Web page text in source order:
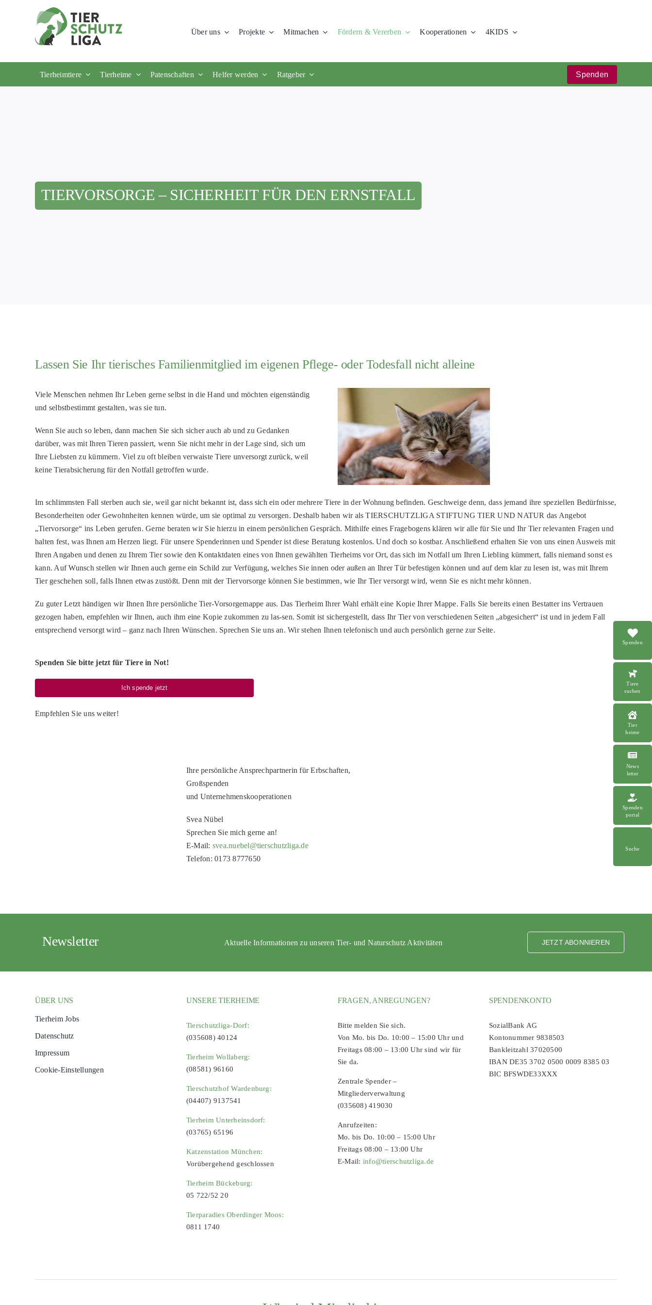
Über uns Projekte Mitmachen Fördern & Vererben Kooperationen 4KIDS
Tierheimtiere Tierheime Patenschaften Helfer werden Ratgeber Spenden
Spenden
Tiere
suchen
Tier
heime
News
letter
Spenden
portal
Suche
TIERVORSORGE – SICHERHEIT FÜR DEN ERNSTFALL
Lassen Sie Ihr tierisches Familienmitglied im eigenen Pflege- oder Todesfall nicht alleine
Viele Menschen nehmen Ihr Leben gerne selbst in die Hand und möchten eigenständig
und selbstbestimmt gestalten, was sie tun.
Wenn Sie auch so leben, dann machen Sie sich sicher auch ab und zu Gedanken
darüber, was mit Ihren Tieren passiert, wenn Sie nicht mehr in der Lage sind, sich um
Ihre Liebsten zu kümmern. Viel zu oft bleiben verwaiste Tiere unversorgt zurück, weil
keine Tierabsicherung für den Notfall getroffen wurde.
Im schlimmsten Fall sterben auch sie, weil gar nicht bekannt ist, dass sich ein oder mehrere Tiere in der Wohnung befinden. Geschweige denn, dass jemand ihre speziellen Bedürfnisse,
Besonderheiten oder Gewohnheiten kennen würde, um sie optimal zu versorgen. Deshalb haben wir als TIERSCHUTZLIGA STIFTUNG TIER UND NATUR das Angebot
„Tiervorsorge“ ins Leben gerufen. Gerne beraten wir Sie hierzu in einem persönlichen Gespräch. Mithilfe eines Fragebogens klären wir alle für Sie und Ihr Tier relevanten Fragen und
halten fest, was Ihnen am Herzen liegt. Für unsere Spenderinnen und Spender ist diese Beratung kostenlos. Und doch so kostbar. Anschließend erhalten Sie von uns einen Ausweis mit
Ihren Angaben und denen zu Ihrem Tier sowie den Kontaktdaten eines von Ihnen gewählten Tierheims vor Ort, das sich im Notfall um Ihren Liebling kümmert, falls niemand sonst es
kann. Auf Wunsch stellen wir Ihnen auch gerne ein Schild zur Verfügung, welches Sie innen oder außen an Ihrer Tür befestigen können und auf dem klar zu lesen ist, was mit Ihrem
Tier geschehen soll, falls Ihnen etwas zustößt. Denn mit der Tiervorsorge können Sie bestimmen, wie Ihr Tier versorgt wird, wenn Sie es nicht mehr können.
Zu guter Letzt händigen wir Ihnen Ihre persönliche Tier-Vorsorgemappe aus. Das Tierheim Ihrer Wahl erhält eine Kopie Ihrer Mappe. Falls Sie bereits einen Bestatter ins Vertrauen
gezogen haben, empfehlen wir Ihnen, auch ihm eine Kopie zukommen zu las-sen. Somit ist sichergestellt, dass Ihr Tier von verschiedenen Seiten „abgesichert“ ist und in jedem Fall
entsprechend versorgt wird – ganz nach Ihren Wünschen. Sprechen Sie uns an. Wir stehen Ihnen telefonisch und auch persönlich gerne zur Seite.
Spenden Sie bitte jetzt für Tiere in Not!
Ich spende jetzt
Empfehlen Sie uns weiter!
Ihre persönliche Ansprechpartnerin für Erbschaften,
Großspenden
und Unternehmenskooperationen
Svea Nübel
Sprechen Sie mich gerne an!
E-Mail: svea.nuebel@tierschutzliga.de
Telefon: 0173 8777650
Newsletter Aktuelle Informationen zu unseren Tier- und Naturschutz Aktivitäten JETZT ABONNIEREN
ÜBER UNS
Tierheim Jobs
Datenschutz
Impressum
Cookie-Einstellungen
UNSERE TIERHEIME
Tierschutzliga-Dorf:
(035608) 40124
Tierheim Wollaberg:
(08581) 96160
Tierschutzhof Wardenburg:
(04407) 9137541
Tierheim Unterheinsdorf:
(03765) 65196
Katzenstation München:
Vorübergehend geschlossen
Tierheim Bückeburg:
05 722/52 20
Tierparadies Oberdinger Moos:
0811 1740
FRAGEN, ANREGUNGEN?
Bitte melden Sie sich.
Von Mo. bis Do. 10:00 – 15:00 Uhr und
Freitags 08:00 – 13:00 Uhr sind wir für
Sie da.
Zentrale Spender –
Mitgliederverwaltung
(035608) 419030
Anrufzeiten:
Mo. bis Do. 10:00 – 15:00 Uhr
Freitags 08:00 – 13:00 Uhr
E-Mail: info@tierschutzliga.de
SPENDENKONTO
SozialBank AG
Kontonummer 9838503
Bankleitzahl 37020500
IBAN DE35 3702 0500 0009 8385 03
BIC BFSWDE33XXX